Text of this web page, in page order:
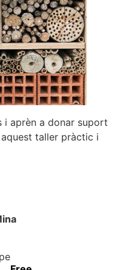
i aprèn a donar suport
taller pràctic i